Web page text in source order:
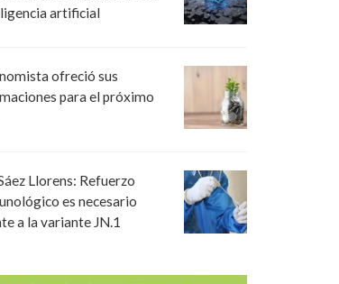
artificial
ofreció sus
para el próximo
Llorens: Refuerzo
es necesario
a la variante JN.1